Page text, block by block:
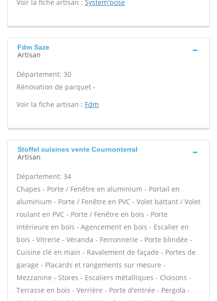
Voir la fiche artisan : System'pose
Fdm Saze
Artisan
Département: 30
Rénovation de parquet -
Voir la fiche artisan : Fdm
Stoffel cuisines vente Cournonterral
Artisan
Département: 34
Chapes - Porte / Fenêtre en aluminium - Portail en
aluminium - Porte / Fenêtre en PVC - Volet battant / Volet
roulant en PVC - Porte / Fenêtre en bois - Porte
intérieure en bois - Agencement en bois - Escalier en
bois - Vitrerie - Véranda - Ferronnerie - Porte blindée -
Cuisine clé en main - Ravalement de façade - Portes de
garage - Placards et rangements sur mesure -
Mezzanine - Stores - Escaliers métalliques - Cloisons -
Terrasse en bois - Verrière - Porte d'entrée - Pergola -